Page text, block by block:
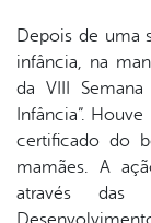
Depois de uma
infância, na
da VIII
Infância”.
certificado do
mamães. A
através das